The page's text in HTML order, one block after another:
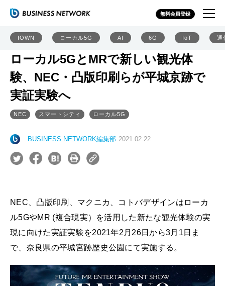
無料会員登録
IOWN ローカル5G AI 6G IoT 通
ローカル5GとMRで新しい観光体
験、NEC・凸版印刷らが平城京跡で
実証実験へ
NEC スマートシティ ローカル5G
BUSINESS NETWORK編集部 2021.02.22
NEC、凸版印刷、マクニカ、コトバデザインはローカ
ル5GやMR (複合現実）を活用した新たな観光体験の実
現に向けた実証実験を2021年2月26日から3月1日ま
で、奈良県の平城宮跡歴史公園にて実施する。